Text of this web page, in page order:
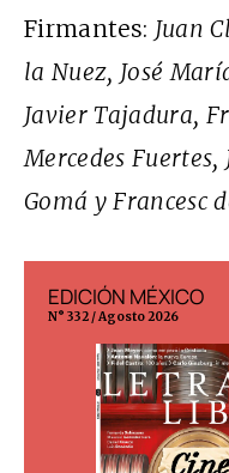
Firmantes: Juan
la Nuez, José
Javier Tajadura,
Mercedes Fuertes,
Gomá y Francesc
EDICIÓN MÉXICO
N° 332 / Agosto 2026